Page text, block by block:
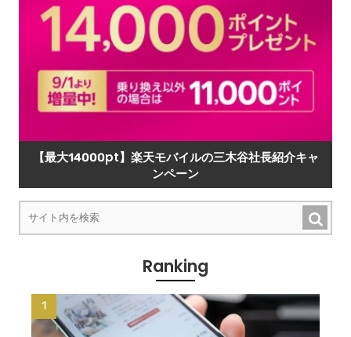
【最大14000pt】楽天モバイルの三木谷社長紹介キャ
ンペーン
Ranking